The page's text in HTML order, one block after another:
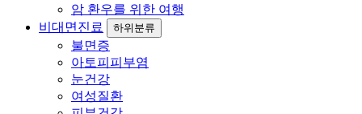
암 환우를 위한 여행
비대면진료
하위분류
불면증
아토피피부염
눈건강
여성질환